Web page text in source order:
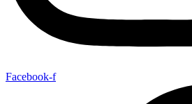
Facebook-f